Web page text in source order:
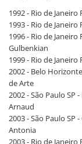
1992 - Rio de
1993 - Rio de
1996 - Rio de
Gulbenkian
1999 - Rio de
2002 - Belo
de Arte
2002 - São Paulo SP
Arnaud
2003 - São Paulo SP
Antonia
2003 - Rio de Janeiro